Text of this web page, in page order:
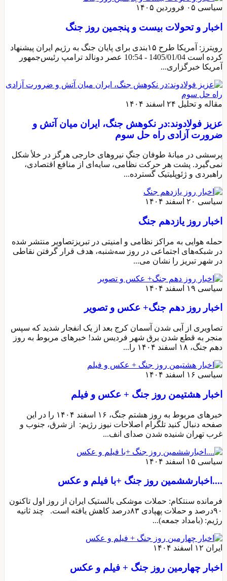
سیاسی ۰۵ فروردین ۱۴۰۵
اخبار و تحولات بیست و پنجمین روز جنگ
رویترز: آمریکا طرح ۱۵بندی برای پایان جنگ به رژیم ایران پیشنهاد
کرده است 1405/01/04 - 10:54 عصر دونالد ترامپ رئیس‌جمهور
آمریکا خبرگزاری...
مقاله و تحلیل ۲۴ اسفند ۱۴۰۴
عزیز فولادوند:در نکوهش جنگ، ایران میان آتش و
ضرورت آزادی راه حل سوم
پرسشی در میانهٔ طوفان جنگِ نیروهای خارجی هرگز در خلأ شکل
نمی‌گیرد. پشت هر حرکت نظامی، سایه‌ای از منافع اقتصادی،
راهبردی و ژئوپلیتیک گسترده...
سیاسی ۲۰ اسفند ۱۴۰۴
اخبار روز یازدهم جنگ
حمله هوایی به مراکز نظامی و امنیتی در تبریزتصاویر منتشر شده
در شبکه‌های اجتماعی در روز سه‌شنبه، هدف قرار گرفتن نقاطی
در شهر تبریز را نشان می...
سیاسی ۱۹ اسفند ۱۴۰۴
اخبار روز دهم جنگ+ عکس و تصویر
تصاویری از آبی شدن آسمان کرج بعد از یک انفجار شدید که سپس
منجر به قطع شدن برق شهر فردیس شد! خبرهای مربوط به روز
دهم جنگ، ۱۸ اسفند ۱۴۰۴ را...
سیاسی ۱۶ اسفند ۱۴۰۴
اخبار هشتیمن روز جنگ + عکس و فیلم
خبرهای مربوط به روز هشتم جنگ، ۱۶ اسفند ۱۴۰۴ را در این
صفحه دنبال کنید تلگرام اصلاحات نیوز رژیم: از شرق، جنوب و
غرب تهران شنیده شدن صدای انف...
سیاسی ۱۵ اسفند ۱۴۰۴
....اخبارششمین روز جنگ +با فیلم و عکس
فرمانده سنتکام: حملات موشکی بالستیک ایران از روز اول تاکنون
۹۰درصد و حملات پهپادی ۸۳درصد کاهش یافته است. چند ثانیه
رژیم:‌ (بامداد جمعه)...
ایران ۱۲ اسفند ۱۴۰۴
اخبار چهارمین روز جنگ + فیلم و عکس